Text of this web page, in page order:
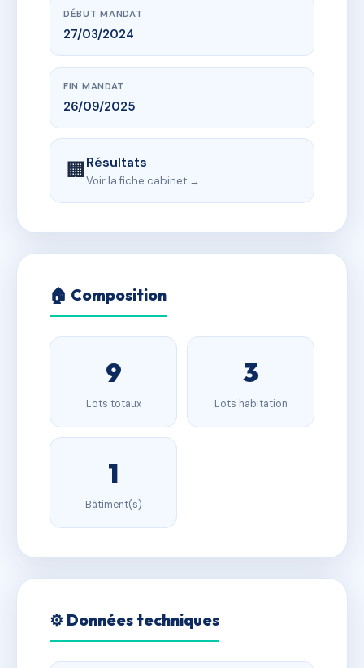
DÉBUT MANDAT
27/03/2024
FIN MANDAT
26/09/2025
🏢Résultats
Voir la fiche cabinet →
🏠 Composition
9
Lots totaux
3
Lots habitation
1
Bâtiment(s)
⚙️ Données techniques